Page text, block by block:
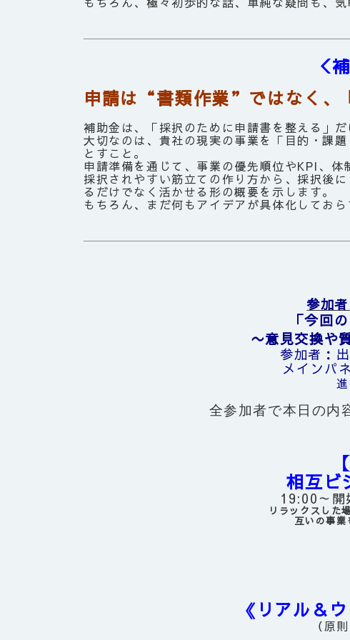
＜
申請は“書類作業”ではなく、
補助金は、「採択のために申請書を整える」
大切なのは、貴社の現実の事業を「目的・課
とすこと。
申請準備を通じて、事業の優先順位やKPI、体
採択されやすい筋立ての作り方から、採択後
るだけでなく活かせる形の概要を示します。
もちろん、まだ何もアイデアが具体化してお
参加
「今回
〜意見交換や
参加者：
メインパ
全参加者で本日の内
相互ビ
19:00～
リラックスした
互いの事業
《リアル＆
（原